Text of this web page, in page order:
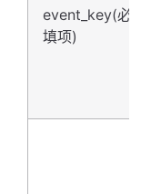
event_key(必
填项)